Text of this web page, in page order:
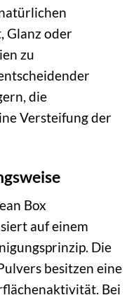
Glanz oder
zu
die
Versteifung der
Box
auf einem
Die
besitzen eine
Bei